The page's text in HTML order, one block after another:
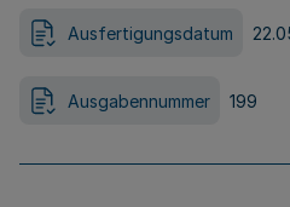
Ausfertigungsdatum
Ausgabennummer 199